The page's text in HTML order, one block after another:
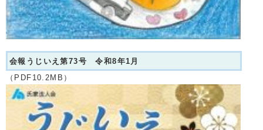
会報うじいえ第73号 令和8年1月
（PDF10.2MB）